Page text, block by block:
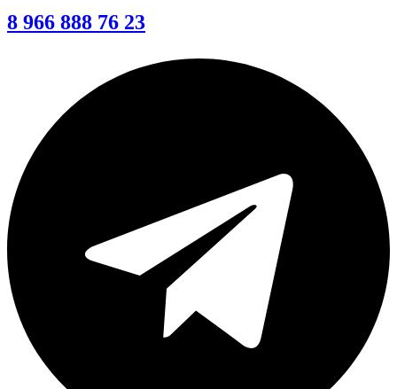
8 966 888 76 23